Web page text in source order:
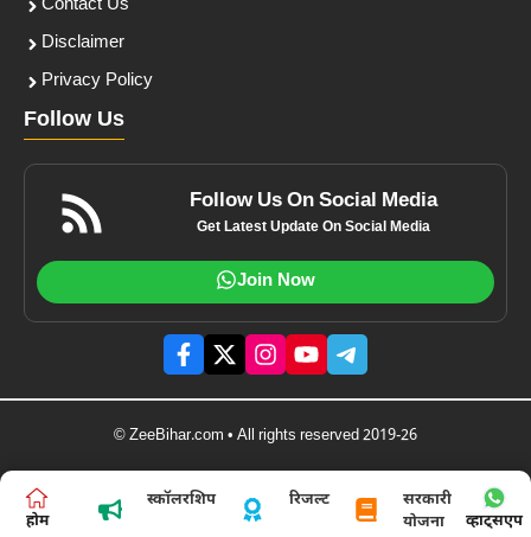
Contact Us
Disclaimer
Privacy Policy
Follow Us
Follow Us On Social Media
Get Latest Update On Social Media
Join Now
© ZeeBihar.com • All rights reserved 2019-26
होम
स्कॉलरशिप रिजल्ट
सरकारी
योजना
व्हाट्सएप